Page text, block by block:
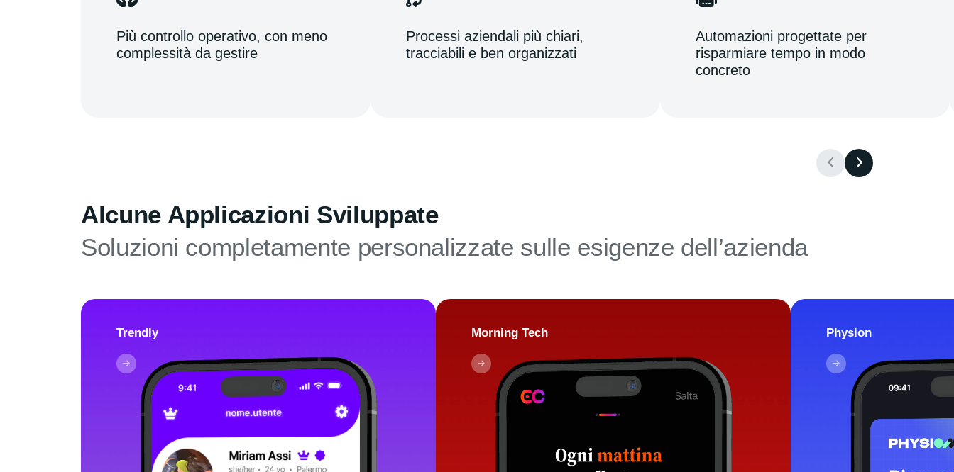
Più controllo operativo, con meno
complessità da gestire
Processi aziendali più chiari,
tracciabili e ben organizzati
Automazioni progettate per
risparmiare tempo in modo
concreto
Alcune Applicazioni Sviluppate
Soluzioni completamente personalizzate sulle esigenze dell’azienda
Trendly Morning Tech Physion